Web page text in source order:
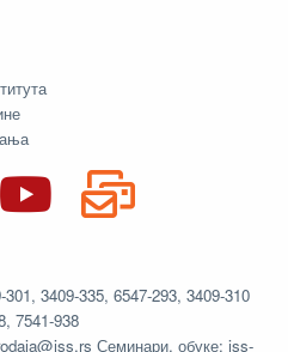
301, 3409-335, 6547-293, 3409-310
7541-938
Семинари, обуке: iss-